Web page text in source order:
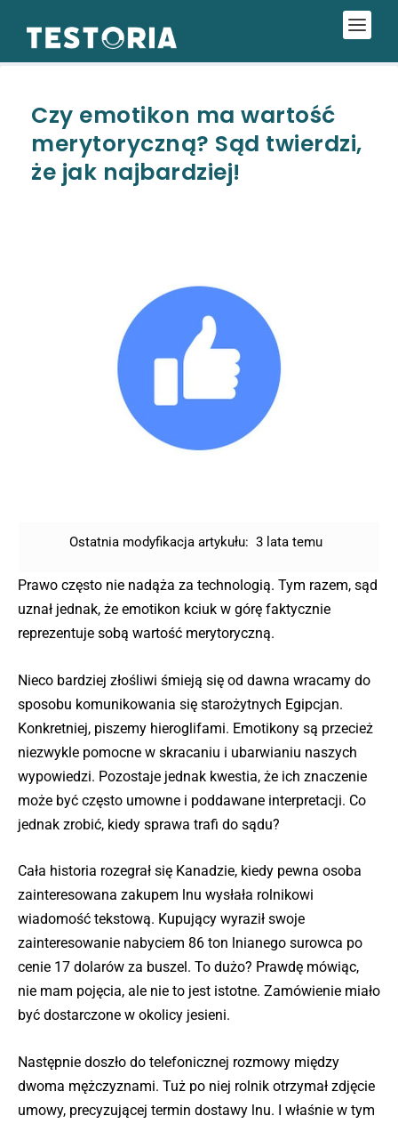
Czy emotikon ma wartość
merytoryczną? Sąd twierdzi,
że jak najbardziej!
Ostatnia modyfikacja artykułu: 3 lata temu
Prawo często nie nadąża za technologią. Tym razem, sąd
uznał jednak, że emotikon kciuk w górę faktycznie
reprezentuje sobą wartość merytoryczną.
Nieco bardziej złośliwi śmieją się od dawna wracamy do
sposobu komunikowania się starożytnych Egipcjan.
Konkretniej, piszemy hieroglifami. Emotikony są przecież
niezwykle pomocne w skracaniu i ubarwianiu naszych
wypowiedzi. Pozostaje jednak kwestia, że ich znaczenie
może być często umowne i poddawane interpretacji. Co
jednak zrobić, kiedy sprawa trafi do sądu?
Cała historia rozegrał się Kanadzie, kiedy pewna osoba
zainteresowana zakupem lnu wysłała rolnikowi
wiadomość tekstową. Kupujący wyraził swoje
zainteresowanie nabyciem 86 ton lnianego surowca po
cenie 17 dolarów za buszel. To dużo? Prawdę mówiąc,
nie mam pojęcia, ale nie to jest istotne. Zamówienie miało
być dostarczone w okolicy jesieni.
Następnie doszło do telefonicznej rozmowy między
dwoma mężczyznami. Tuż po niej rolnik otrzymał zdjęcie
umowy, precyzującej termin dostawy lnu. I właśnie w tym